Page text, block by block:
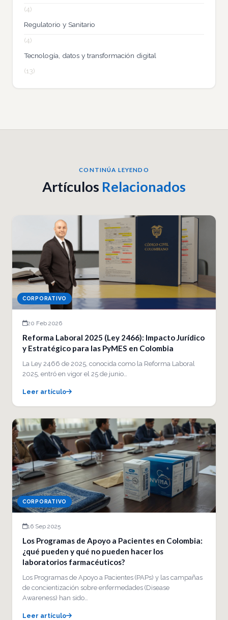
(4)
Regulatorio y Sanitario
(4)
Tecnología, datos y transformación digital
(13)
CONTINÚA LEYENDO
Artículos Relacionados
CORPORATIVO
20 Feb 2026
Reforma Laboral 2025 (Ley 2466): Impacto Jurídico
y Estratégico para las PyMES en Colombia
La Ley 2466 de 2025, conocida como la Reforma Laboral
2025, entró en vigor el 25 de junio…
Leer artículo
CORPORATIVO
16 Sep 2025
Los Programas de Apoyo a Pacientes en Colombia:
¿qué pueden y qué no pueden hacer los
laboratorios farmacéuticos?
Los Programas de Apoyo a Pacientes (PAPs) y las campañas
de concientización sobre enfermedades (Disease
Awareness) han sido…
Leer artículo